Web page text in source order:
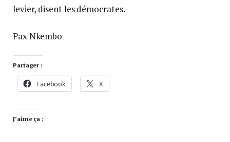
levier, disent les démocrates.
Pax Nkembo
Partager :
Facebook X
J’aime ça :